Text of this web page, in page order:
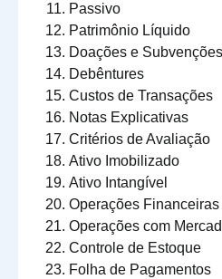
Passivo
Patrimônio Líquido
Doações e Subvenções
Debêntures
Custos de Transações
Notas Explicativas
Critérios de Avaliação
Ativo Imobilizado
Ativo Intangível
Operações Financeiras
Operações com
Controle de Estoque
Folha de Pagamentos